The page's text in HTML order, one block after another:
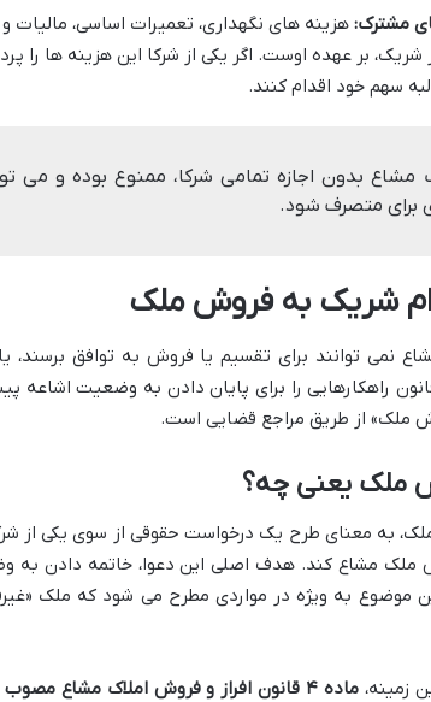
مشترک:هزینه های نگهداری، تعمیرات اساسی، مالیات
بر عهده اوست. اگر یکی از شرکا این هزینه ها را
سهم خود اقدام کنند.
بدون اجازه تمامی شرکا، ممنوع بوده و می
برای متصرف شود.
شریک به فروش ملک
نمی توانند برای تقسیم یا فروش به توافق برسند،
قانون راهکارهایی را برای پایان دادن به وضعیت
ملک» از طریق مراجع قضایی است.
ملک یعنی چه؟
به معنای طرح یک درخواست حقوقی از سوی یکی از
ملک مشاع کند. هدف اصلی این دعوا، خاتمه دادن به
به ویژه در مواردی مطرح می شود که ملک
زمینه،ماده ۴ قانون افراز و فروش املاک مشاع مصوب ۱۳۵۷